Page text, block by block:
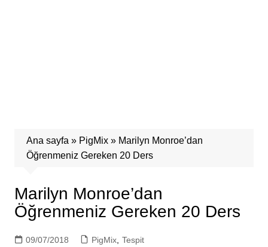
Ana sayfa » PigMix» Marilyn Monroe’dan
Öğrenmeniz Gereken 20 Ders
Marilyn Monroe’dan
Öğrenmeniz Gereken 20 Ders
09/07/2018 PigMix, Tespit